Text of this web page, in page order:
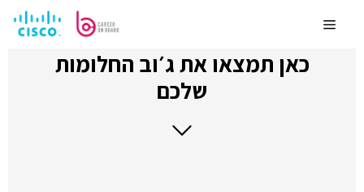
לתוכןMenu
כאן תמצאו את ג׳וב החלומות
שלכם